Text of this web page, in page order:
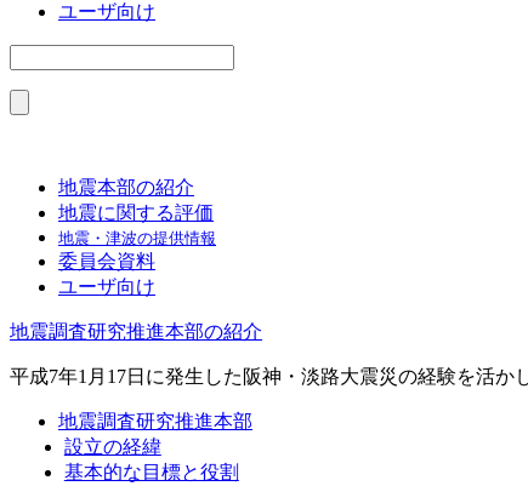
ユーザ向け
地震本部の紹介
地震に関する評価
地震・津波の提供情報
委員会資料
ユーザ向け
地震調査研究推進本部の紹介
平成7年1月17日に発生した阪神・淡路大震災の経験を活
地震調査研究推進本部
設立の経緯
基本的な目標と役割